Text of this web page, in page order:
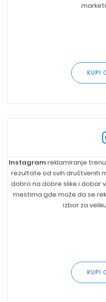
KUPI
Instagramreklamiranje
rezultate od svih društvenih
dobro na dobre slike i dobar
mestima gde može da se
izbor za
KUPI